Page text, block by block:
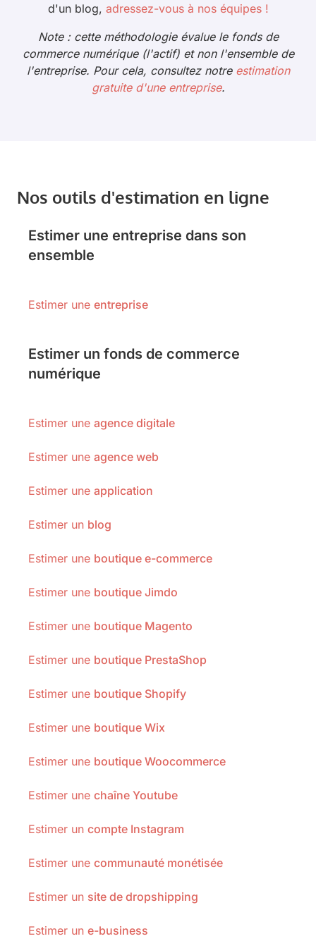
d'un blog, adressez-vous à nos équipes !
Note : cette méthodologie évalue le fonds de
commerce numérique (l'actif) et non l'ensemble de
l'entreprise. Pour cela, consultez notre estimation
gratuite d'une entreprise.
Nos outils d'estimation en ligne
Estimer une entreprise dans son
ensemble
Estimer une entreprise
Estimer un fonds de commerce
numérique
Estimer une agence digitale
Estimer une agence web
Estimer une application
Estimer un blog
Estimer une boutique e-commerce
Estimer une boutique Jimdo
Estimer une boutique Magento
Estimer une boutique PrestaShop
Estimer une boutique Shopify
Estimer une boutique Wix
Estimer une boutique Woocommerce
Estimer une chaîne Youtube
Estimer un compte Instagram
Estimer une communauté monétisée
Estimer un site de dropshipping
Estimer un e-business